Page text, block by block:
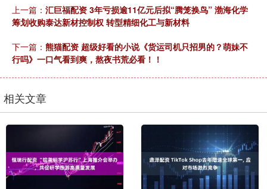
上一篇： 汇巨福配资 3年亏损逾11亿元后拟“腾笼换鸟” 渤海化学
筹划收购泰达新材控制权 转型精细化工与新材料
下一篇： 熊猫配资 超级好看的小说《货运司机只招男的？萌妹不
行吗》一口气看到爽，熬夜书荒必看！！
相关文章